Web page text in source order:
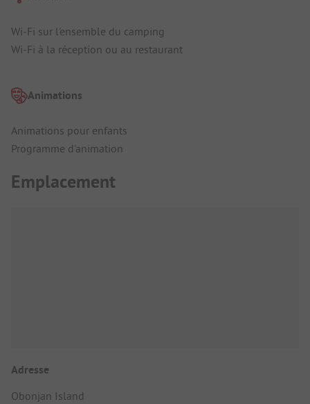
Wi-Fi sur l'ensemble du camping
Wi-Fi à la réception ou au restaurant
Animations
Animations pour enfants
Programme d'animation
Emplacement
Adresse
Obonjan Island